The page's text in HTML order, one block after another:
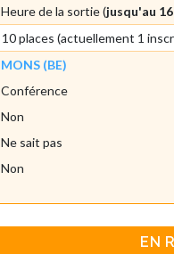
Heure de la sortie (jusqu'au
10 places (actuellement 1
MONS (BE)
Conférence
Non
Ne sait pas
Non
EN